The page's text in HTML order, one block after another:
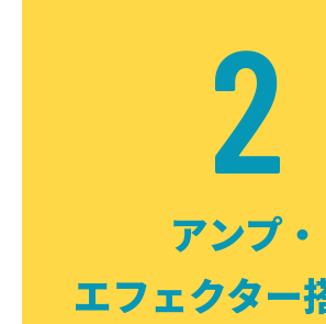
2
アンプ・
エフェクター